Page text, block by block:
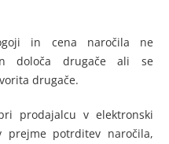
in cena naročila ne
določa drugače ali se
drugače.
prodajalcu v elektronski
prejme potrditev naročila,